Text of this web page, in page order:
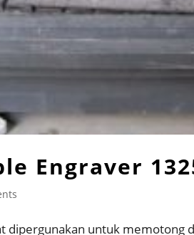
Engraver
dipergunakan untuk memotong